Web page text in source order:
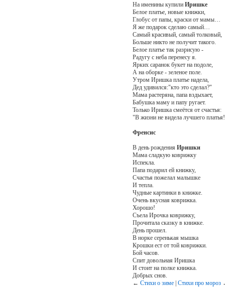
На именины купили Иришке
Белое платье, новые книжки,
Глобус от папы, краски от мамы…
Я же подарок сделаю самый…
Самый красивый, самый толковый,
Больше никто не получит такого.
Белое платье так разрисую -
Радугу с неба перенесу я.
Ярких саранок букет на подоле,
А на оборке - зеленое поле.
Утром Иришка платье надела,
Дед удивился:"кто это сделал?"
Мама растеряна, папа вздыхает,
Бабушка маму и папу ругает.
Только Иришка смеётся от счастья:
"В жизни не видела лучшего
Френсис
В день рождения Иришки
Мама сладкую коврижку
Испекла.
Папа подарил ей книжку,
Счастья пожелал малышке
И тепла.
Чудные картинки в книжке.
Очень вкусная коврижка.
Хорошо!
Съела Ирочка коврижку,
Прочитала сказку в книжке.
День прошел.
В норке серенькая мышка
Крошки ест от той коврижки.
Бой часов.
Спит довольная Иришка
И стоит на полке книжка.
Добрых снов.
← Стихи о зиме| Стихи про мороз